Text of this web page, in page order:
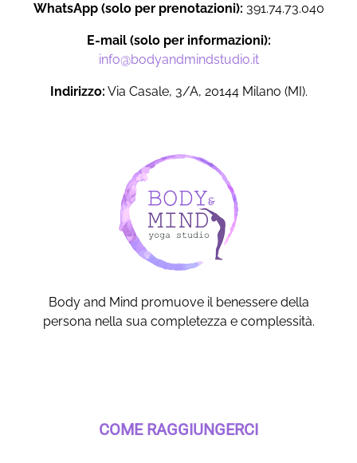
WhatsApp (solo per prenotazioni): 391.74.73.040
E-mail (solo per informazioni):
info@bodyandmindstudio.it
Indirizzo: Via Casale, 3/A, 20144 Milano (MI).
Body and Mind promuove il benessere della
persona nella sua completezza e complessità.
COME RAGGIUNGERCI